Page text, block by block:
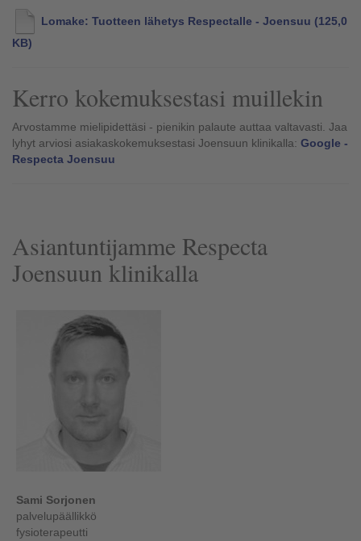
Lomake: Tuotteen lähetys Respectalle - Joensuu (125,0
KB)
Kerro kokemuksestasi muillekin
Arvostamme mielipidettäsi - pienikin palaute auttaa valtavasti. Jaa
lyhyt arviosi asiakaskokemuksestasi Joensuun klinikalla: Google -
Respecta Joensuu
Asiantuntijamme Respecta
Joensuun klinikalla
Sami Sorjonen
palvelupäällikkö
fysioterapeutti